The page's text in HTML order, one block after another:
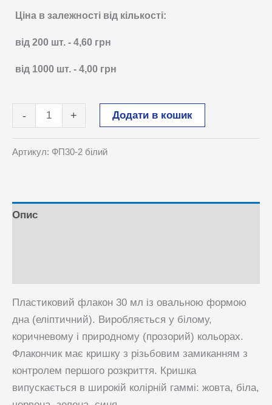
Ціна в залежності від кількості:
від 200 шт. - 4,60 грн
від 1000 шт. - 4,00 грн
-
30
+ Додати в кошик
Артикул: ФП30-2 білий
Опис
Пластиковий флакон 30 мл із овальною формою
дна (еліптичний). Виробляється у білому,
коричневому і природному (прозорий) кольорах.
Флакончик має кришку з різьбовим замиканням з
контролем першого розкриття. Кришка
випускається в широкій колірній гаммі: жовта, біла,